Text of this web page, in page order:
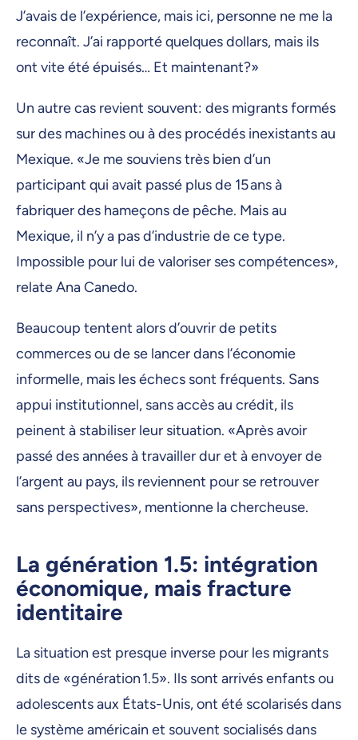
J’avais de l’expérience, mais ici, personne ne me la
reconnaît. J’ai rapporté quelques dollars, mais ils
ont vite été épuisés… Et maintenant?»
Un autre cas revient souvent: des migrants formés
sur des machines ou à des procédés inexistants au
Mexique. «Je me souviens très bien d’un
participant qui avait passé plus de 15 ans à
fabriquer des hameçons de pêche. Mais au
Mexique, il n’y a pas d’industrie de ce type.
Impossible pour lui de valoriser ses compétences»,
relate Ana Canedo.
Beaucoup tentent alors d’ouvrir de petits
commerces ou de se lancer dans l’économie
informelle, mais les échecs sont fréquents. Sans
appui institutionnel, sans accès au crédit, ils
peinent à stabiliser leur situation. «Après avoir
passé des années à travailler dur et à envoyer de
l’argent au pays, ils reviennent pour se retrouver
sans perspectives», mentionne la chercheuse.
La génération 1.5: intégration
économique, mais fracture
identitaire
La situation est presque inverse pour les migrants
dits de «génération 1.5». Ils sont arrivés enfants ou
adolescents aux États-Unis, ont été scolarisés dans
le système américain et souvent socialisés dans